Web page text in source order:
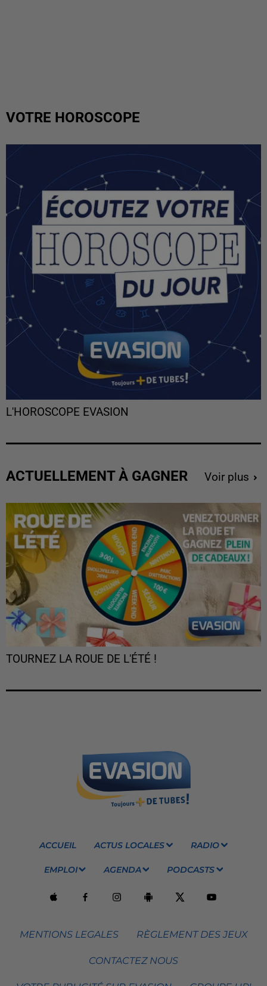
VOTRE HOROSCOPE
L'HOROSCOPE EVASION
ACTUELLEMENT À GAGNER Voir plus
TOURNEZ LA ROUE DE L'ÉTÉ !
ACCUEIL ACTUS LOCALES RADIO
EMPLOI AGENDA PODCASTS
MENTIONS LEGALES RÈGLEMENT DES JEUX
CONTACTEZ NOUS